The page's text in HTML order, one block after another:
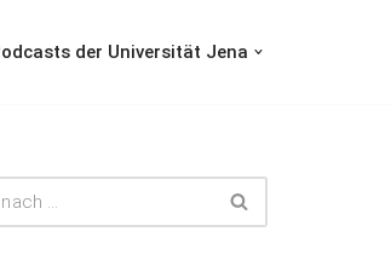
der Universität Jena